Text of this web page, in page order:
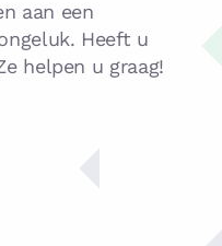
aan een
Heeft u
helpen u graag!